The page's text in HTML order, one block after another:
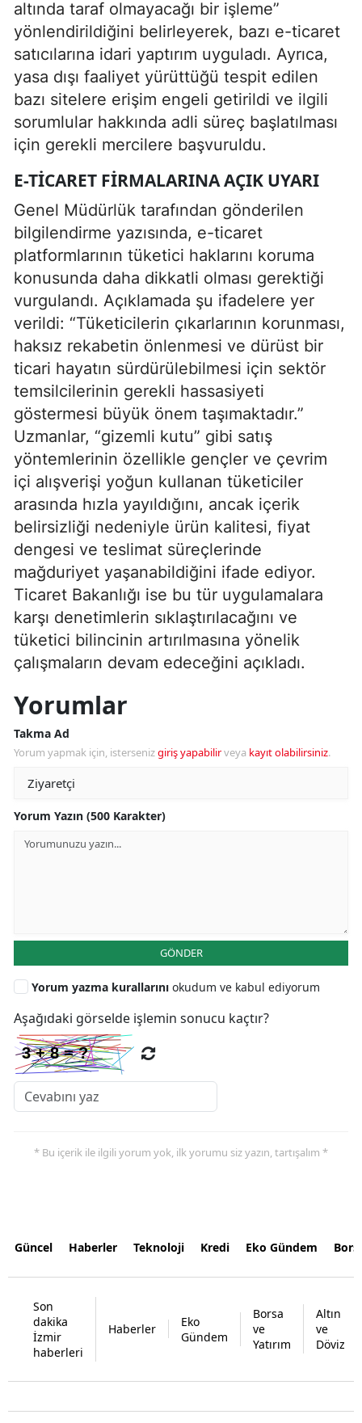
altında taraf olmayacağı bir işleme”
yönlendirildiğini belirleyerek, bazı e-ticaret
satıcılarına idari yaptırım uyguladı. Ayrıca,
yasa dışı faaliyet yürüttüğü tespit edilen
bazı sitelere erişim engeli getirildi ve ilgili
sorumlular hakkında adli süreç başlatılması
için gerekli mercilere başvuruldu.
E-TICARET FIRMALARINA AÇIK UYARI
Genel Müdürlük tarafından gönderilen
bilgilendirme yazısında, e-ticaret
platformlarının tüketici haklarını koruma
konusunda daha dikkatli olması gerektiği
vurgulandı. Açıklamada şu ifadelere yer
verildi: “Tüketicilerin çıkarlarının korunması,
haksız rekabetin önlenmesi ve dürüst bir
ticari hayatın sürdürülebilmesi için sektör
temsilcilerinin gerekli hassasiyeti
göstermesi büyük önem taşımaktadır.”
Uzmanlar, “gizemli kutu” gibi satış
yöntemlerinin özellikle gençler ve çevrim
içi alışverişi yoğun kullanan tüketiciler
arasında hızla yayıldığını, ancak içerik
belirsizliği nedeniyle ürün kalitesi, fiyat
dengesi ve teslimat süreçlerinde
mağduriyet yaşanabildiğini ifade ediyor.
Ticaret Bakanlığı ise bu tür uygulamalara
karşı denetimlerin sıklaştırılacağını ve
tüketici bilincinin artırılmasına yönelik
çalışmaların devam edeceğini açıkladı.
Yorumlar
Takma Ad
Yorum yapmak için, istersenizgiriş yapabilirveya kayıt olabilirsiniz.
Yorum Yazın (500 Karakter)
GÖNDER
Yorum yazma kurallarını okudum ve kabul ediyorum
Aşağıdaki görselde işlemin sonucu kaçtır?
* Bu içerik ile ilgili yorum yok, ilk yorumu siz yazın, tartışalım *
Güncel Haberler Teknoloji Kredi Eko Gündem
Son
dakika
İzmir
haberleri
Haberler
Eko
Gündem
Borsa
ve
Yatırım
Altın
ve
Döviz